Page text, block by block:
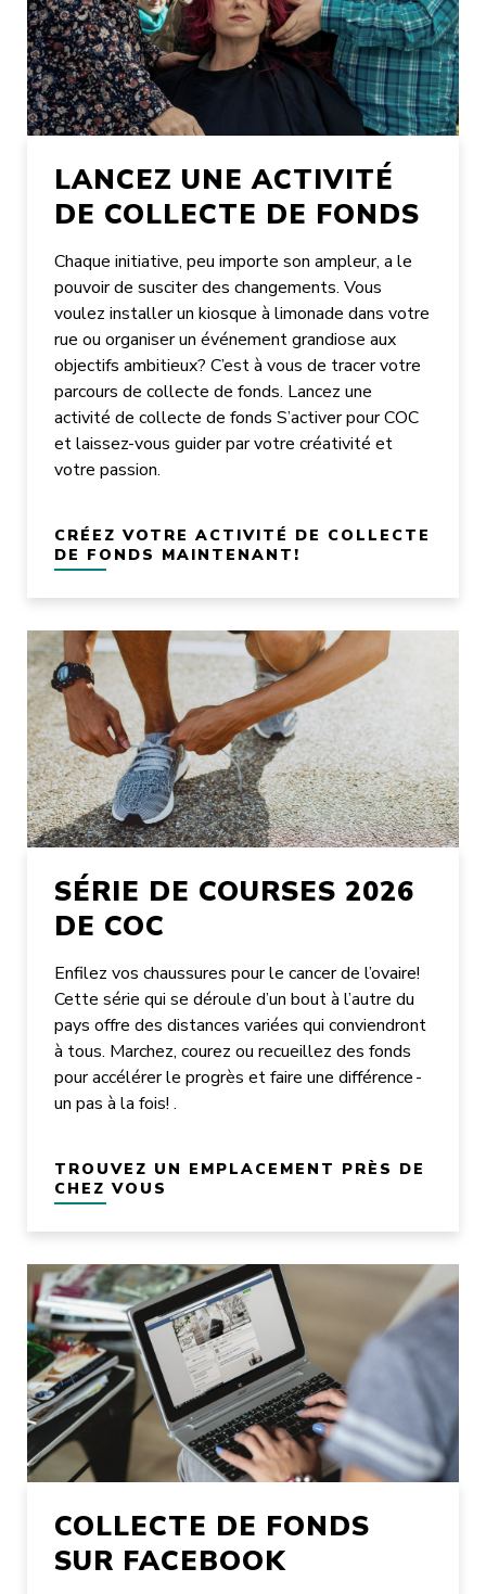
LANCEZ UNE ACTIVITÉ
DE COLLECTE DE FONDS
Chaque initiative, peu importe son ampleur, a le
pouvoir de susciter des changements. Vous
voulez installer un kiosque à limonade dans votre
rue ou organiser un événement grandiose aux
objectifs ambitieux? C’est à vous de tracer votre
parcours de collecte de fonds. Lancez une
activité de collecte de fonds S’activer pour COC
et laissez-vous guider par votre créativité et
votre passion.
CRÉEZ VOTRE ACTIVITÉ DE COLLECTE
DE FONDS MAINTENANT!
SÉRIE DE COURSES 2026
DE COC
Enfilez vos chaussures pour le cancer de l’ovaire!
Cette série qui se déroule d’un bout à l’autre du
pays offre des distances variées qui conviendront
à tous. Marchez, courez ou recueillez des fonds
pour accélérer le progrès et faire une différence -
un pas à la fois! .
TROUVEZ UN EMPLACEMENT PRÈS DE
CHEZ VOUS
COLLECTE DE FONDS
SUR FACEBOOK